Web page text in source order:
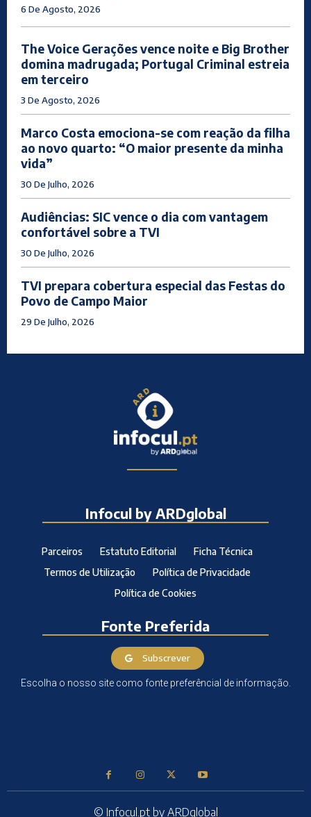
6 De Agosto, 2026
The Voice Gerações vence noite e Big Brother
domina madrugada; Portugal Criminal estreia
em terceiro
3 De Agosto, 2026
Marco Costa emociona-se com reação da filha
ao novo quarto: “O maior presente da minha
vida”
30 De Julho, 2026
Audiências: SIC vence o dia com vantagem
confortável sobre a TVI
30 De Julho, 2026
TVI prepara cobertura especial das Festas do
Povo de Campo Maior
29 De Julho, 2026
Infocul by ARDglobal
Parceiros Estatuto Editorial
Ficha Técnica
Termos de Utilização
Política de Privacidade
Política de Cookies
Fonte Preferida
Subscrever
Escolha o nosso site como fonte preferêncial de informação.
© Infocul.pt by ARDglobal